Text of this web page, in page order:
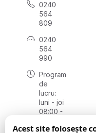
0240
564
809
0240
564
990
Program
de
lucru:
luni - joi
08:00 -
vineri
Acest site folosește